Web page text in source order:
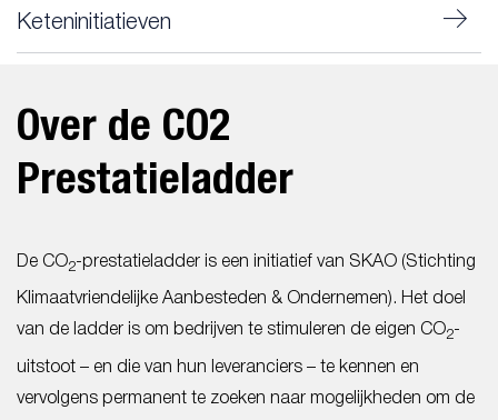
Keteninitiatieven
Over de CO2
Prestatieladder
De CO2-prestatieladder is een initiatief van SKAO (Stichting
Klimaatvriendelijke Aanbesteden & Ondernemen). Het doel
van de ladder is om bedrijven te stimuleren de eigen CO2-
uitstoot – en die van hun leveranciers – te kennen en
vervolgens permanent te zoeken naar mogelijkheden om de